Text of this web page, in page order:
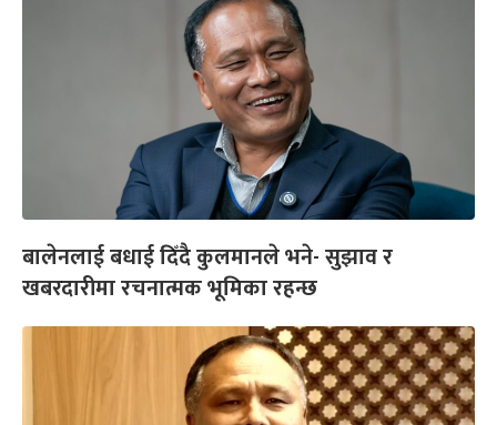
बालेनलाई बधाई दिँदै कुलमानले भने- सुझाव र
खबरदारीमा रचनात्मक भूमिका रहन्छ